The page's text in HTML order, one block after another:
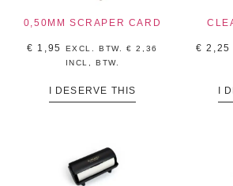
0,50MM SCRAPER CARD
€ 1,95 EXCL. BTW.€ 2,36
INCL, BTW.
I DESERVE THIS
€ 2,25
I